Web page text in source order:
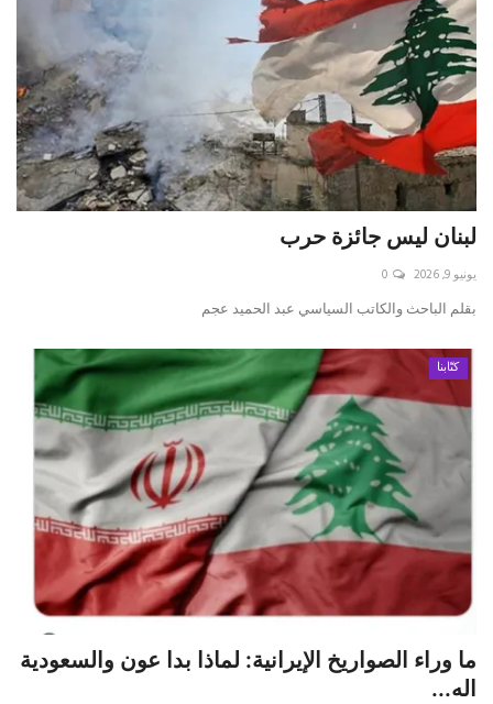
لبنان ليس جائزة حرب
يونيو 9, 2026 0
بقلم الباحث والكاتب السياسي عبد الحميد عجم
كتّابنا
ما وراء الصواريخ الإيرانية: لماذا بدا عون والسعودية
اله...